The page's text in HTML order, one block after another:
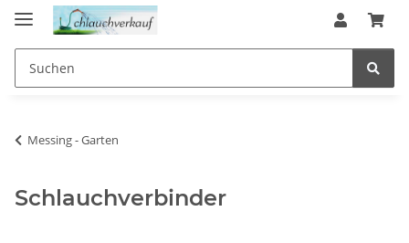
Messing - Garten
Schlauchverbinder